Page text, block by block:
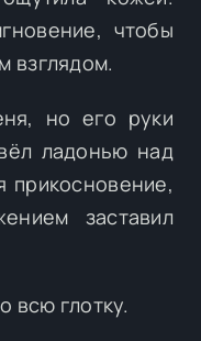
чтобы
взглядом.
но его руки
ладонью над
прикосновение,
заставил
всю глотку.